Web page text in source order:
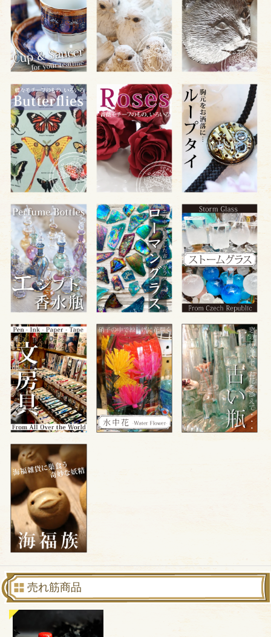
売れ筋商品